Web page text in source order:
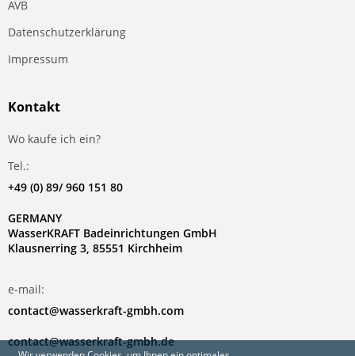
AVB
Datenschutzerklärung
Impressum
Kontakt
Wo kaufe ich ein?
Tel.:
+49 (0) 89/ 960 151 80
GERMANY
WasserKRAFT Badeinrichtungen GmbH
Klausnerring 3, 85551 Kirchheim
e-mail:
contact@wasserkraft-gmbh.com
contact@wasserkraft-gmbh.de